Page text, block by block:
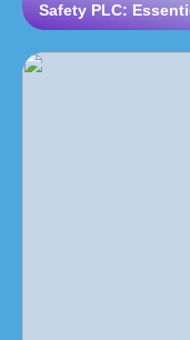
Safety PLC: